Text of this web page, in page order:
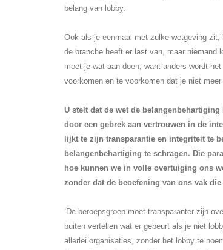
belang van lobby.
Ook als je eenmaal met zulke wetgeving
de branche heeft er last van, maar niemand
moet je wat aan doen, want anders wordt
voorkomen en te voorkomen dat je niet
U stelt dat de wet de
door een gebrek aan vertrouwen in de
lijkt te zijn transparantie en integriteit te
belangenbehartiging te schragen. Die
hoe kunnen we in volle overtuiging ons
zonder dat de beoefening van ons vak
‘De beroepsgroep moet transparanter zijn
buiten vertellen wat er gebeurt als je niet
allerlei organisaties, zonder het lobby te